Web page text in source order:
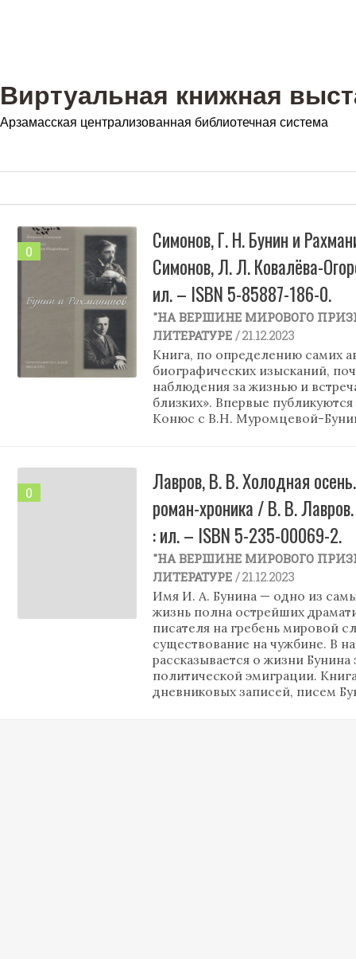
Виртуальная книжная
Арзамасская централизованная библиотечная система
0
Симонов, Г. Н. Бунин и
Симонов, Л. Л. Ковалёва-
ил. – ISBN 5-85887-186-0.
"НА ВЕРШИНЕ МИРОВОГО
ЛИТЕРАТУРЕ / 21.12.2023
Книга, по определению самих
биографических изысканий,
наблюдения за жизнью и
близких». Впервые
Конюс с В.Н. Муромцевой-
0
Лавров, В. В. Холодная
роман-хроника / В. В.
: ил. – ISBN 5-235-00069-2.
"НА ВЕРШИНЕ МИРОВОГО
ЛИТЕРАТУРЕ / 21.12.2023
Имя И. А. Бунина — одно из
жизнь полна острейших
писателя на гребень мировой
существование на чужбине. В
рассказывается о жизни
политической эмиграции.
дневниковых записей, писем